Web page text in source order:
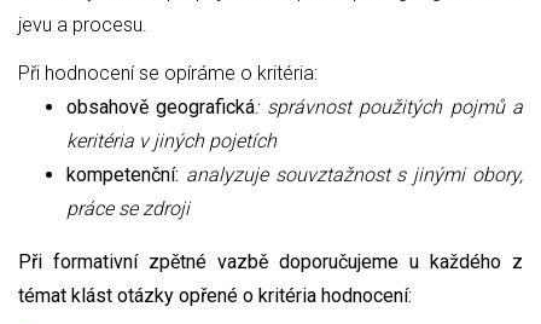
jevu a procesu.
Při hodnocení se opíráme o kritéria:
obsahově geografická: správnost použitých pojmů a
keritéria v jiných pojetích
kompetenční: analyzuje souvztažnost s jinými obory,
práce se zdroji
Při formativní zpětné vazbě doporučujeme u každého z
témat klást otázky opřené o kritéria hodnocení: